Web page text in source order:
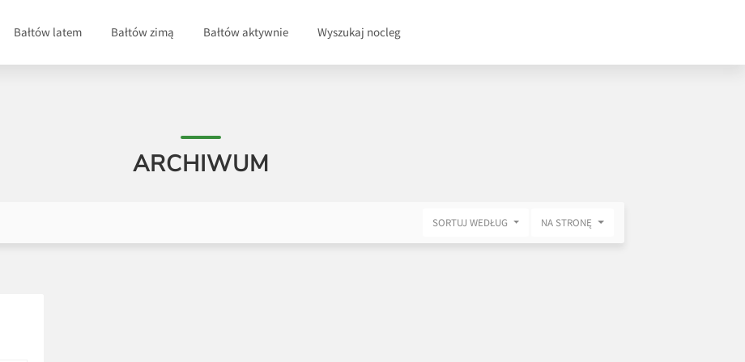
Bałtów latem Bałtów zimą Bałtów aktywnie Wyszukaj nocleg
ARCHIWUM
SORTUJ WEDŁUG NA STRONĘ